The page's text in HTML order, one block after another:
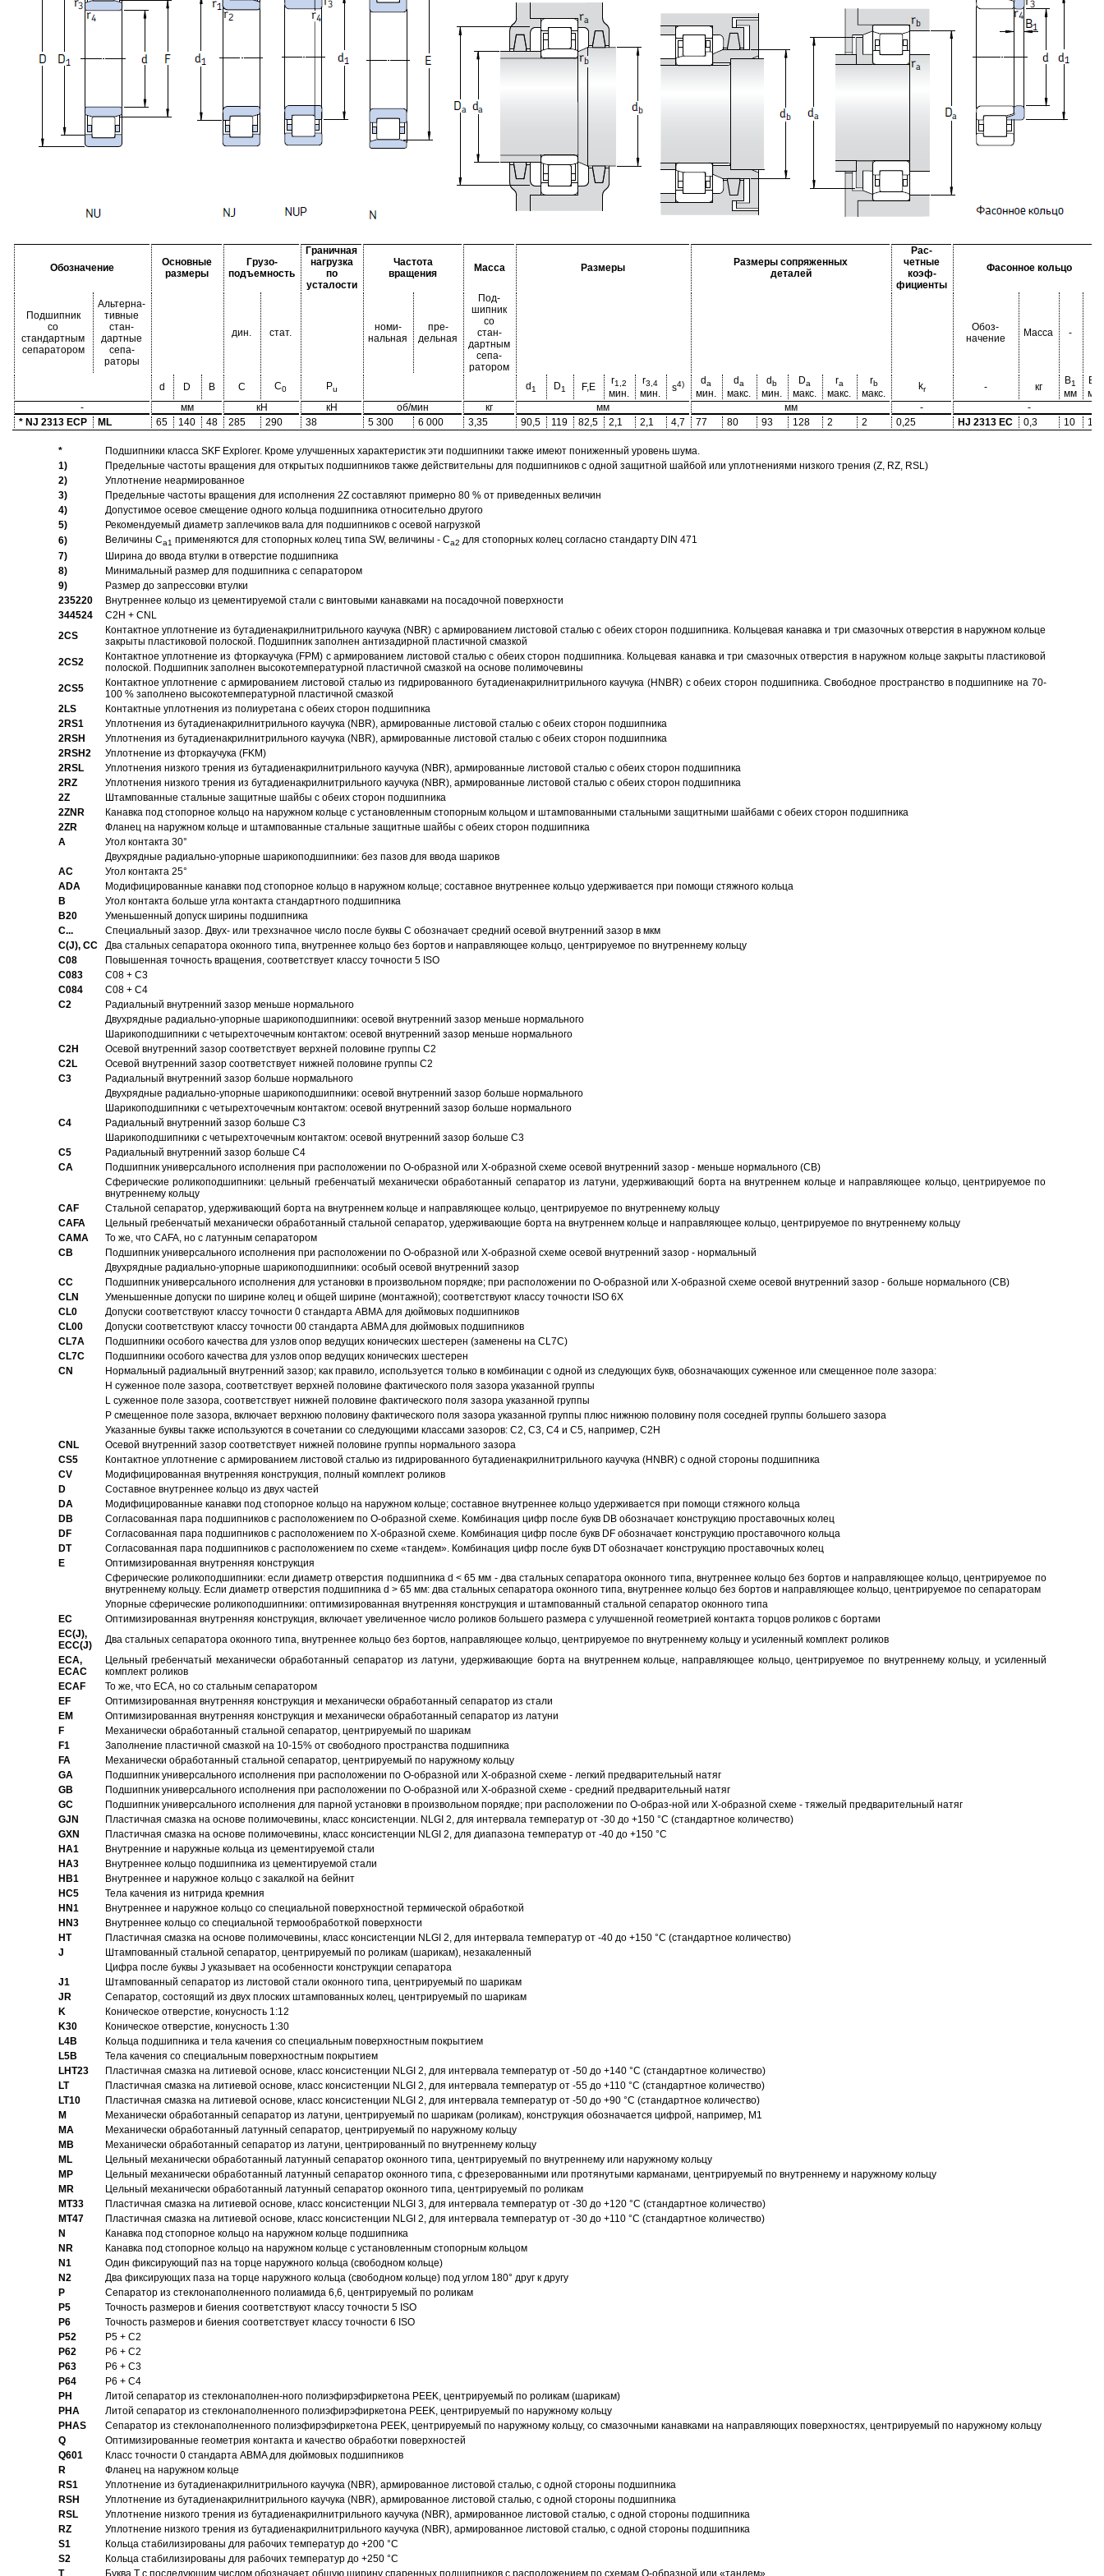
Обозначение
Основные
размеры
Грузо-
подъемность
Граничная
нагрузка
по
усталости
Частота
вращения
Масса Размеры
Размеры сопряженных
деталей
Рас-
четные
коэф-
фициенты
Фасонное кольцо
Подшипник
со
стандартным
сепаратором
Альтерна-
тивные
стан-
дартные
сепа-
раторы
дин. стат.
номи-
нальная
пре-
дельная
Под-
шипник
со
стан-
дартным
сепа-
ратором
Обоз-
начение
Масса -
d D B C C0 Pu d1 D1 F,E
r1,2
мин.
r3,4
мин.
s4) da
мин.
da
макс.
d b
мин.
Da
макс.
ra
макс.
rb
макс.
kr - кг
B1
мм
B
мм
-
мм кН кН об/мин кг мм мм -
-
* NJ 2313 ECP
ML 65 140 48 285 290 38 5 300 6 000 3,35 90,5 119 82,5 2,1 2,1 4,7 77 80 93 128 2 2 0,25 HJ 2313 EC 0,3 10 18
*
Подшипники класса SKF Explorer. Кроме улучшенных характеристик эти подшипники также имеют пониженный уровень шума.
1)
Предельные частоты вращения для открытых подшипников также действительны для подшипников с одной защитной шайбой или уплотнениями низкого трения (Z, RZ, RSL)
2)
Уплотнение неармированное
3)
Предельные частоты вращения для исполнения 2Z составляют примерно 80 % от приведенных величин
4)
Допустимое осевое смещение одного кольца подшипника относительно другого
5)
Рекомендуемый диаметр заплечиков вала для подшипников с осевой нагрузкой
6)
Величины Ca1 применяются для стопорных колец типа SW, величины - Ca2 для стопорных колец согласно стандарту DIN 471
7)
Ширина до ввода втулки в отверстие подшипника
8)
Минимальный размер для подшипника с сепаратором
9)
Размер до запрессовки втулки
235220
Внутреннее кольцо из цементируемой стали с винтовыми канавками на посадочной поверхности
344524
C2H + CNL
2CS
Контактное уплотнение из бутадиенакрилнитрильного каучука (NBR) с армированием листовой сталью с обеих сторон подшипника. Кольцевая канавка и три смазочных отверстия в наружном кольце
закрыты пластиковой полоской. Подшипник заполнен антизадирной пластичной смазкой
2CS2
Контактное уплотнение из фторкаучука (FPM) с армированием листовой сталью с обеих сторон подшипника. Кольцевая канавка и три смазочных отверстия в наружном кольце закрыты пластиковой
полоской. Подшипник заполнен высокотемпературной пластичной смазкой на основе полимочевины
2CS5
Контактное уплотнение с армированием листовой сталью из гидрированного бутадиенакрилнитрильного каучука (HNBR) с обеих сторон подшипника. Свободное пространство в подшипнике на 70-
100 % заполнено высокотемпературной пластичной смазкой
2LS
Контактные уплотнения из полиуретана с обеих сторон подшипника
2RS1
Уплотнения из бутадиенакрилнитрильного каучука (NBR), армированные листовой сталью с обеих сторон подшипника
2RSH
Уплотнения из бутадиенакрилнитрильного каучука (NBR), армированные листовой сталью с обеих сторон подшипника
2RSH2
Уплотнение из фторкаучука (FKM)
2RSL
Уплотнения низкого трения из бутадиенакрилнитрильного каучука (NBR), армированные листовой сталью с обеих сторон подшипника
2RZ
Уплотнения низкого трения из бутадиенакрилнитрильного каучука (NBR), армированные листовой сталью с обеих сторон подшипника
2Z
Штампованные стальные защитные шайбы с обеих сторон подшипника
2ZNR
Канавка под стопорное кольцо на наружном кольце с установленным стопорным кольцом и штампованными стальными защитными шайбами с обеих сторон подшипника
2ZR
Фланец на наружном кольце и штампованные стальные защитные шайбы с обеих сторон подшипника
A
Угол контакта 30°
Двухрядные радиально-упорные шарикоподшипники: без пазов для ввода шариков
AC
Угол контакта 25°
ADA
Модифицированные канавки под стопорное кольцо в наружном кольце; составное внутреннее кольцо удерживается при помощи стяжного кольца
B
Угол контакта больше угла контакта стандартного подшипника
B20
Уменьшенный допуск ширины подшипника
C...
Специальный зазор. Двух- или трехзначное число после буквы С обозначает средний осевой внутренний зазор в мкм
C(J), CC
Два стальных сепаратора оконного типа, внутреннее кольцо без бортов и направляющее кольцо, центрируемое по внутреннему кольцу
C08
Повышенная точность вращения, соответствует классу точности 5 ISO
C083
C08 + C3
C084
C08 + C4
C2
Pадиальный внутренний зазор меньше нормального
Двухрядные радиально-упорные шарикоподшипники: осевой внутренний зазор меньше нормального
Шарикоподшипники с четырехточечным контактом: осевой внутренний зазор меньше нормального
C2H
Осевой внутренний зазор соответствует верхней половине группы C2
C2L
Осевой внутренний зазор соответствует нижней половине группы C2
C3
Pадиальный внутренний зазор больше нормального
Двухрядные радиально-упорные шарикоподшипники: осевой внутренний зазор больше нормального
Шарикоподшипники с четырехточечным контактом: осевой внутренний зазор больше нормального
C4
Pадиальный внутренний зазор больше C3
Шарикоподшипники с четырехточечным контактом: осевой внутренний зазор больше C3
C5
Pадиальный внутренний зазор больше C4
CA
Подшипник универсального исполнения при расположении по О-образной или Х-образной схеме осевой внутренний зазор - меньше нормального (CB)
Сферические роликоподшипники: цельный гребенчатый механически обработанный сепаратор из латуни, удерживающий борта на внутреннем кольце и направляющее кольцо, центрируемое по
внутреннему кольцу
CAF
Стальной сепаратор, удерживающий борта на внутреннем кольце и направляющее кольцо, центрируемое по внутреннему кольцу
CAFA
Цельный гребенчатый механически обработанный стальной сепаратор, удерживающие борта на внутреннем кольце и направляющее кольцо, центрируемое по внутреннему кольцу
CAMA
То же, что CAFA, но с латунным сепаратором
CB
Подшипник универсального исполнения при расположении по О-образной или Х-образной схеме осевой внутренний зазор - нормальный
Двухрядные радиально-упорные шарикоподшипники: особый осевой внутренний зазор
CC
Подшипник универсального исполнения для установки в произвольном порядке; при расположении по О-образной или Х-образной схеме осевой внутренний зазор - больше нормального (CB)
CLN
Уменьшенные допуски по ширине колец и общей ширине (монтажной); соответствуют классу точности ISO 6X
CL0
Допуски соответствуют классу точности 0 стандарта АВМА для дюймовых подшипников
CL00
Допуски соответствуют классу точности 00 стандарта ABMA для дюймовых подшипников
CL7A
Подшипники особого качества для узлов опор ведущих конических шестерен (заменены на CL7C)
CL7C
Подшипники особого качества для узлов опор ведущих конических шестерен
CN
Hормальный радиальный внутренний зазор; как правило, используется только в комбинации с одной из следующих букв, обозначающих суженное или смещенное поле зазора:
H суженное поле зазора, соответствует верхней половине фактического поля зазора указанной группы
L суженное поле зазора, соответствует нижней половине фактического поля зазора указанной группы
P смещенное поле зазора, включает верхнюю половину фактического поля зазора указанной группы плюс нижнюю половину поля соседней группы большего зазора
Указанные буквы также используются в сочетании со следующими классами зазоров: С2, C3, С4 и С5, например, С2Н
CNL
Осевой внутренний зазор соответствует нижней половине группы нормального зазора
CS5
Контактное уплотнение с армированием листовой сталью из гидрированного бутадиенакрилнитрильного каучука (HNBR) с одной стороны подшипника
CV
Модифицированная внутренняя конструкция, полный комплект роликов
D
Составное внутреннее кольцо из двух частей
DA
Модифицированные канавки под стопорное кольцо на наружном кольце; составное внутреннее кольцо удерживается при помощи стяжного кольца
DB
Согласованная пара подшипников с расположением по О-образной схеме. Комбинация цифр после букв DB обозначает конструкцию проставочных колец
DF
Согласованная пара подшипников с расположением по Х-образной схеме. Комбинация цифр после букв DF обозначает конструкцию проставочного кольца
DT
Согласованная пара подшипников с расположением по схеме «тандем». Комбинация цифр после букв DT обозначает конструкцию проставочных колец
E
Оптимизированная внутренняя конструкция
Сферические роликоподшипники: если диаметр отверстия подшипника d < 65 мм - два стальных сепаратора оконного типа, внутреннее кольцо без бортов и направляющее кольцо, центрируемое по
внутреннему кольцу. Если диаметр отверстия подшипника d > 65 мм: два стальных сепаратора оконного типа, внутреннее кольцо без бортов и направляющее кольцо, центрируемое по сепараторам
Упорные сферические роликоподшипники: оптимизированная внутренняя конструкция и штампованный стальной сепаратор оконного типа
EC
Oптимизированная внутренняя конструкция, включает увеличенное число роликов большего размера с улучшенной геометрией контакта торцов роликов с бортами
EC(J),
ECC(J)
Два стальных сепаратора оконного типа, внутреннее кольцо без бортов, направляющее кольцо, центрируемое по внутреннему кольцу и усиленный комплект роликов
ECA,
ECAC
Цельный гребенчатый механически обработанный сепаратор из латуни, удерживающие борта на внутреннем кольце, направляющее кольцо, центрируемое по внутреннему кольцу, и усиленный
комплект роликов
ECAF
То же, что ECA, но со стальным сепаратором
EF
Оптимизированная внутренняя конструкция и механически обработанный сепаратор из стали
EM
Оптимизированная внутренняя конструкция и механически обработанный сепаратор из латуни
F
Механически обработанный стальной сепаратор, центрируемый по шарикам
F1
Заполнение пластичной смазкой на 10-15% от свободного пространства подшипника
FA
Механически обработанный стальной сепаратор, центрируемый по наружному кольцу
GA
Подшипник универсального исполнения при расположении по О-образной или Х-образной схеме - легкий предварительный натяг
GB
Подшипник универсального исполнения при расположении по О-образной или Х-образной схеме - средний предварительный натяг
GC
Подшипник универсального исполнения для парной установки в произвольном порядке; при расположении по О-образ-ной или Х-образной схеме - тяжелый предварительный натяг
GJN
Пластичная смазка на основе полимочевины, класс консистенции. NLGI 2, для интервала температур от -30 до +150 °C (стандартное количество)
GXN
Пластичная смазка на основе полимочевины, класс консистенции NLGI 2, для диапазона температур от -40 до +150 °C
HA1
Внутренние и наружные кольца из цементируемой стали
HA3
Bнутреннее кольцо подшипника из цементируемой стали
HB1
Bнутреннее и наружное кольцо с закалкой на бейнит
HC5
Тела качения из нитрида кремния
HN1
Bнутреннее и наружное кольцо со специальной поверхностной термической обработкой
HN3
Внутреннее кольцо со специальной термообработкой поверхности
HT
Пластичная смазка на основе полимочевины, класс консистенции NLGI 2, для интервала температур от -40 до +150 °C (стандартное количество)
J
Штампованный стальной сепаратор, центрируемый по роликам (шарикам), незакаленный
Цифра после буквы J указывает на особенности конструкции сепаратора
J1
Штампованный сепаратор из листовой стали оконного типа, центрируемый по шарикам
JR
Сепаратор, состоящий из двух плоских штампованных колец, центрируемый по шарикам
K
Коническое отверстие, конусность 1:12
K30
Коническое отверстие, конусность 1:30
L4B
Кольца подшипника и тела качения со специальным поверхностным покрытием
L5B
Тела качения со специальным поверхностным покрытием
LHT23
Пластичная смазка на литиевой основе, класс консистенции NLGI 2, для интервала температур от -50 до +140 °C (стандартное количество)
LT
Пластичная смазка на литиевой основе, класс консистенции NLGI 2, для интервала температур от -55 до +110 °C (стандартное количество)
LT10
Пластичная смазка на литиевой основе, класс консистенции NLGI 2, для интервала температур от -50 до +90 °C (стандартное количество)
M
Механически обработанный сепаратор из латуни, центрируемый по шарикам (роликам), конструкция обозначается цифрой, например, M1
MA
Механически обработанный латунный сепаратор, центрируемый по наружному кольцу
MB
Механически обработанный сепаратор из латуни, центрированный по внутреннему кольцу
ML
Цельный механически обработанный латунный сепаратор оконного типа, центрируемый по внутреннему или наружному кольцу
MP
Цельный механически обработанный латунный сепаратор оконного типа, с фрезерованными или протянутыми карманами, центрируемый по внутреннему и наружному кольцу
MR
Цельный механически обработанный латунный сепаратор оконного типа, центрируемый по роликам
MT33
Пластичная смазка на литиевой основе, класс консистенции NLGI 3, для интервала температур от -30 до +120 °C (стандартное количество)
MT47
Пластичная смазка на литиевой основе, класс консистенции NLGI 2, для интервала температур от -30 до +110 °C (стандартное количество)
N
Канавка под стопорное кольцо на наружном кольце подшипника
NR
Канавка под стопорное кольцо на наружном кольце с установленным стопорным кольцом
N1
Один фиксирующий паз на торце наружного кольца (свободном кольце)
N2
Два фиксирующих паза на торце наружного кольца (свободном кольце) под углом 180° друг к другу
P
Cепаратор из стеклонаполненного полиамида 6,6, центрируемый по роликам
P5
Точность размеров и биения соответствуют классу точности 5 ISO
P6
Точность размеров и биения соответствует классу точности 6 ISO
P52
P5 + C2
P62
P6 + C2
P63
P6 + C3
P64
P6 + C4
PH
Литой сепаратор из стеклонаполнен-ного полиэфирэфиркетона PEEK, центрируемый по роликам (шарикам)
PHA
Литой сепаратор из стеклонаполненного полиэфирэфиркетона PEEK, центрируемый по наружному кольцу
PHAS
Сепаратор из стеклонаполненного полиэфирэфиркетона PEEK, центрируемый по наружному кольцу, со смазочными канавками на направляющих поверхностях, центрируемый по наружному кольцу
Q
Оптимизированные геометрия контакта и качество обработки поверхностей
Q601
Класс точности 0 стандарта ABMA для дюймовых подшипников
R
Фланец на наружном кольце
RS1
Уплотнение из бутадиенакрилнитрильного каучука (NBR), армированное листовой сталью, с одной стороны подшипника
RSH
Уплотнение из бутадиенакрилнитрильного каучука (NBR), армированное листовой сталью, с одной стороны подшипника
RSL
Уплотнение низкого трения из бутадиенакрилнитрильного каучука (NBR), армированное листовой сталью, с одной стороны подшипника
RZ
Уплотнение низкого трения из бутадиенакрилнитрильного каучука (NBR), армированное листовой сталью, с одной стороны подшипника
S1
Кольца стабилизированы для рабочих температур до +200 °C
S2
Кольца стабилизированы для рабочих температур до +250 °C
T
Буква T с последующим числом обозначает общую ширину спаренных подшипников с расположением по схемам О-образной или «тандем»